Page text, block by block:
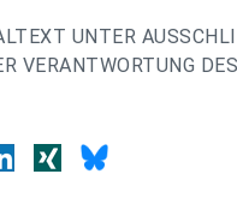
UNTER
VERANTWORTUNG